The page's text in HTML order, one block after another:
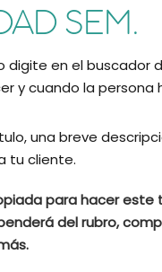
SEM.
en el buscador
y cuando la persona
una breve
tu cliente.
para hacer este
del rubro,